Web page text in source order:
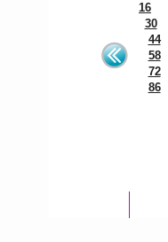
16
30
44
58
72
86